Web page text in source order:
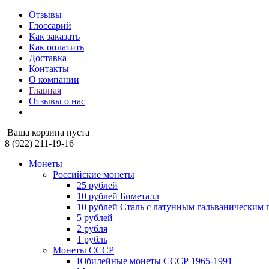
Отзывы
Глоссарий
Как заказать
Как оплатить
Доставка
Контакты
О компании
Главная
Отзывы о нас
Ваша корзина пуста
8 (922) 211-19-16
Монеты
Российские монеты
25 рублей
10 рублей Биметалл
10 рублей Сталь с латунным гальваническим
5 рублей
2 рубля
1 рубль
Монеты СССР
Юбилейные монеты СССР 1965-1991